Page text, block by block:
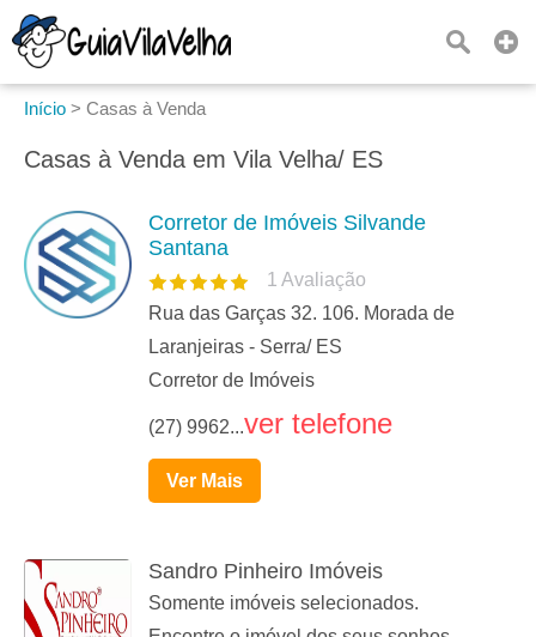
Início > Casas à Venda
Casas à Venda em Vila Velha/ ES
Corretor de Imóveis Silvande
Santana
1 Avaliação
Rua das Garças 32. 106. Morada de
Laranjeiras - Serra/ ES
Corretor de Imóveis
(27) 9962...ver telefone
Ver Mais
Sandro Pinheiro Imóveis
Somente imóveis selecionados.